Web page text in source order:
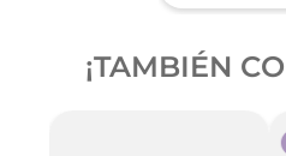
¡TAMBIÉN